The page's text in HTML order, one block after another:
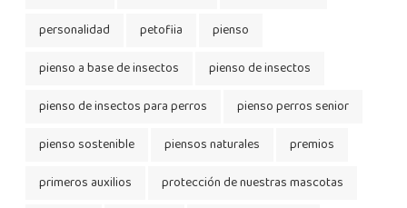
personalidad
petofiia
pienso
pienso a base de insectos
pienso de insectos
pienso de insectos para perros
pienso perros senior
pienso sostenible
piensos naturales
premios
primeros auxilios
protección de nuestras mascotas